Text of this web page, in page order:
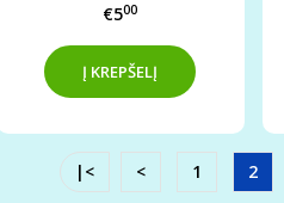
€500
|< < 1 2